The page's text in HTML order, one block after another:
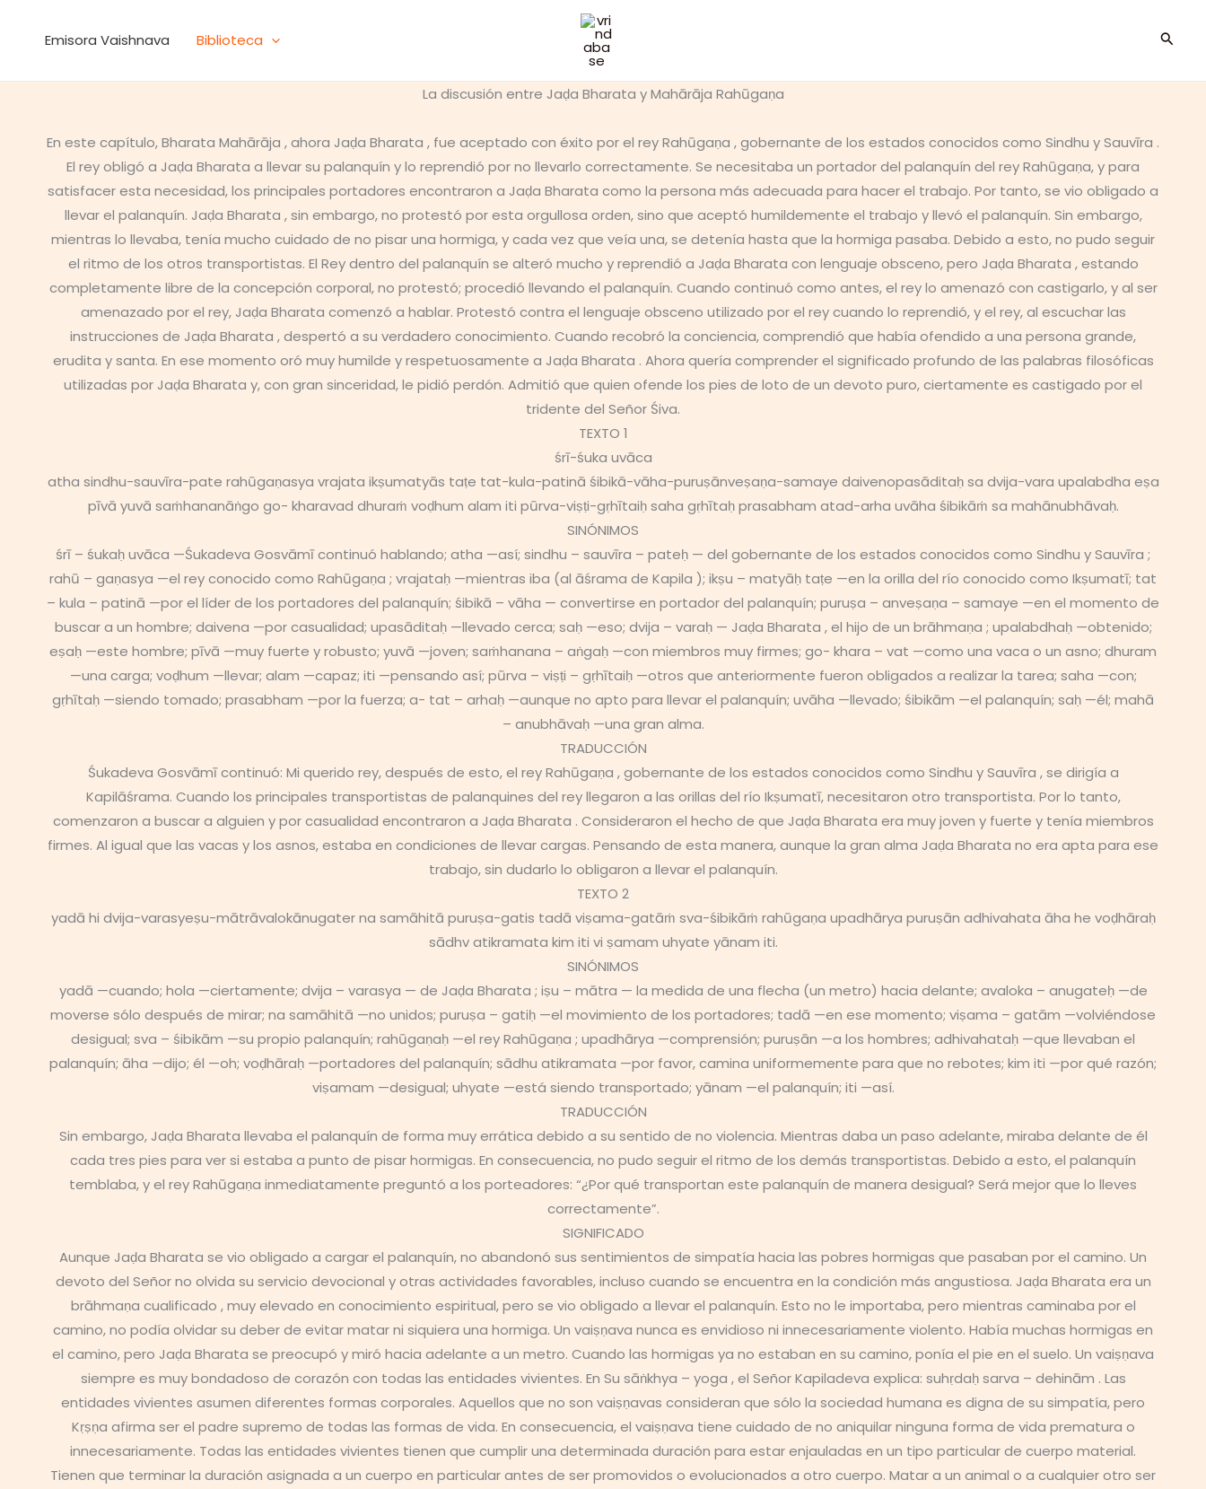
Emisora Vaishnava Biblioteca
La discusión entre Jaḍa Bharata y Mahārāja Rahūgaṇa
En este capítulo, Bharata Mahārāja , ahora Jaḍa Bharata , fue aceptado con éxito por el rey Rahūgaṇa , gobernante de los estados conocidos como Sindhu y Sauvīra .
El rey obligó a Jaḍa Bharata a llevar su palanquín y lo reprendió por no llevarlo correctamente. Se necesitaba un portador del palanquín del rey Rahūgaṇa, y para
satisfacer esta necesidad, los principales portadores encontraron a Jaḍa Bharata como la persona más adecuada para hacer el trabajo. Por tanto, se vio obligado a
llevar el palanquín. Jaḍa Bharata , sin embargo, no protestó por esta orgullosa orden, sino que aceptó humildemente el trabajo y llevó el palanquín. Sin embargo,
mientras lo llevaba, tenía mucho cuidado de no pisar una hormiga, y cada vez que veía una, se detenía hasta que la hormiga pasaba. Debido a esto, no pudo seguir
el ritmo de los otros transportistas. El Rey dentro del palanquín se alteró mucho y reprendió a Jaḍa Bharata con lenguaje obsceno, pero Jaḍa Bharata , estando
completamente libre de la concepción corporal, no protestó; procedió llevando el palanquín. Cuando continuó como antes, el rey lo amenazó con castigarlo, y al ser
amenazado por el rey, Jaḍa Bharata comenzó a hablar. Protestó contra el lenguaje obsceno utilizado por el rey cuando lo reprendió, y el rey, al escuchar las
instrucciones de Jaḍa Bharata , despertó a su verdadero conocimiento. Cuando recobró la conciencia, comprendió que había ofendido a una persona grande,
erudita y santa. En ese momento oró muy humilde y respetuosamente a Jaḍa Bharata . Ahora quería comprender el significado profundo de las palabras filosóficas
utilizadas por Jaḍa Bharata y, con gran sinceridad, le pidió perdón. Admitió que quien ofende los pies de loto de un devoto puro, ciertamente es castigado por el
tridente del Señor Śiva.
TEXTO 1
śrī-śuka uvāca
atha sindhu-sauvīra-pate rahūgaṇasya vrajata ikṣumatyās taṭe tat-kula-patinā śibikā-vāha-puruṣānveṣaṇa-samaye daivenopasāditaḥ sa dvija-vara upalabdha eṣa
pīvā yuvā saṁhananāṅgo go- kharavad dhuraṁ voḍhum alam iti pūrva-viṣṭi-gṛhītaiḥ saha gṛhītaḥ prasabham atad-arha uvāha śibikāṁ sa mahānubhāvaḥ.
SINÓNIMOS
śrī – śukaḥ uvāca —Śukadeva Gosvāmī continuó hablando; atha —así; sindhu – sauvīra – pateḥ — del gobernante de los estados conocidos como Sindhu y Sauvīra ;
rahū – gaṇasya —el rey conocido como Rahūgaṇa ; vrajataḥ —mientras iba (al āśrama de Kapila ); ikṣu – matyāḥ taṭe —en la orilla del río conocido como Ikṣumatī; tat
– kula – patinā —por el líder de los portadores del palanquín; śibikā – vāha — convertirse en portador del palanquín; puruṣa – anveṣaṇa – samaye —en el momento de
buscar a un hombre; daivena —por casualidad; upasāditaḥ —llevado cerca; saḥ —eso; dvija – varaḥ — Jaḍa Bharata , el hijo de un brāhmaṇa ; upalabdhaḥ —obtenido;
eṣaḥ —este hombre; pīvā —muy fuerte y robusto; yuvā —joven; saṁhanana – aṅgaḥ —con miembros muy firmes; go- khara – vat —como una vaca o un asno; dhuram
—una carga; voḍhum —llevar; alam —capaz; iti —pensando así; pūrva – viṣṭi – gṛhītaiḥ —otros que anteriormente fueron obligados a realizar la tarea; saha —con;
gṛhītaḥ —siendo tomado; prasabham —por la fuerza; a- tat – arhaḥ —aunque no apto para llevar el palanquín; uvāha —llevado; śibikām —el palanquín; saḥ —él; mahā
– anubhāvaḥ —una gran alma.
TRADUCCIÓN
Śukadeva Gosvāmī continuó: Mi querido rey, después de esto, el rey Rahūgaṇa , gobernante de los estados conocidos como Sindhu y Sauvīra , se dirigía a
Kapilāśrama. Cuando los principales transportistas de palanquines del rey llegaron a las orillas del río Ikṣumatī, necesitaron otro transportista. Por lo tanto,
comenzaron a buscar a alguien y por casualidad encontraron a Jaḍa Bharata . Consideraron el hecho de que Jaḍa Bharata era muy joven y fuerte y tenía miembros
firmes. Al igual que las vacas y los asnos, estaba en condiciones de llevar cargas. Pensando de esta manera, aunque la gran alma Jaḍa Bharata no era apta para ese
trabajo, sin dudarlo lo obligaron a llevar el palanquín.
TEXTO 2
yadā hi dvija-varasyeṣu-mātrāvalokānugater na samāhitā puruṣa-gatis tadā viṣama-gatāṁ sva-śibikāṁ rahūgaṇa upadhārya puruṣān adhivahata āha he voḍhāraḥ
sādhv atikramata kim iti vi ṣamam uhyate yānam iti.
SINÓNIMOS
yadā —cuando; hola —ciertamente; dvija – varasya — de Jaḍa Bharata ; iṣu – mātra — la medida de una flecha (un metro) hacia delante; avaloka – anugateḥ —de
moverse sólo después de mirar; na samāhitā —no unidos; puruṣa – gatiḥ —el movimiento de los portadores; tadā —en ese momento; viṣama – gatām —volviéndose
desigual; sva – śibikām —su propio palanquín; rahūgaṇaḥ —el rey Rahūgaṇa ; upadhārya —comprensión; puruṣān —a los hombres; adhivahataḥ —que llevaban el
palanquín; āha —dijo; él —oh; voḍhāraḥ —portadores del palanquín; sādhu atikramata —por favor, camina uniformemente para que no rebotes; kim iti —por qué razón;
viṣamam —desigual; uhyate —está siendo transportado; yānam —el palanquín; iti —así.
TRADUCCIÓN
Sin embargo, Jaḍa Bharata llevaba el palanquín de forma muy errática debido a su sentido de no violencia. Mientras daba un paso adelante, miraba delante de él
cada tres pies para ver si estaba a punto de pisar hormigas. En consecuencia, no pudo seguir el ritmo de los demás transportistas. Debido a esto, el palanquín
temblaba, y el rey Rahūgaṇa inmediatamente preguntó a los porteadores: “¿Por qué transportan este palanquín de manera desigual? Será mejor que lo lleves
correctamente”.
SIGNIFICADO
Aunque Jaḍa Bharata se vio obligado a cargar el palanquín, no abandonó sus sentimientos de simpatía hacia las pobres hormigas que pasaban por el camino. Un
devoto del Señor no olvida su servicio devocional y otras actividades favorables, incluso cuando se encuentra en la condición más angustiosa. Jaḍa Bharata era un
brāhmaṇa cualificado , muy elevado en conocimiento espiritual, pero se vio obligado a llevar el palanquín. Esto no le importaba, pero mientras caminaba por el
camino, no podía olvidar su deber de evitar matar ni siquiera una hormiga. Un vaiṣṇava nunca es envidioso ni innecesariamente violento. Había muchas hormigas en
el camino, pero Jaḍa Bharata se preocupó y miró hacia adelante a un metro. Cuando las hormigas ya no estaban en su camino, ponía el pie en el suelo. Un vaiṣṇava
siempre es muy bondadoso de corazón con todas las entidades vivientes. En Su sāṅkhya – yoga , el Señor Kapiladeva explica: suhṛdaḥ sarva – dehinām . Las
entidades vivientes asumen diferentes formas corporales. Aquellos que no son vaiṣṇavas consideran que sólo la sociedad humana es digna de su simpatía, pero
Kṛṣṇa afirma ser el padre supremo de todas las formas de vida. En consecuencia, el vaiṣṇava tiene cuidado de no aniquilar ninguna forma de vida prematura o
innecesariamente. Todas las entidades vivientes tienen que cumplir una determinada duración para estar enjauladas en un tipo particular de cuerpo material.
Tienen que terminar la duración asignada a un cuerpo en particular antes de ser promovidos o evolucionados a otro cuerpo. Matar a un animal o a cualquier otro ser